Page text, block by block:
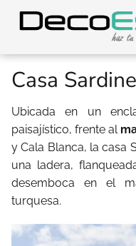
Casa
Ubicada en un
paisajístico, frente al
y Cala Blanca, la casa
una ladera,
desemboca en el
turquesa.